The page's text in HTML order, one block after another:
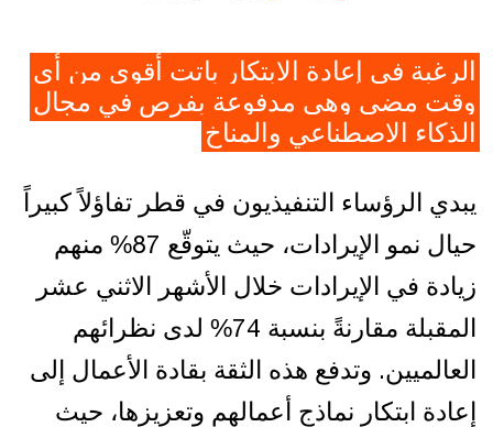
الرغبة في إعادة الابتكار باتت أقوى من أي
وقت مضى وهي مدفوعة بفرص في مجال
الذكاء الاصطناعي والمناخ
يبدي الرؤساء التنفيذيون في قطر تفاؤلاً كبيراً
حيال نمو الإيرادات، حيث يتوقّع 87% منهم
زيادة في الإيرادات خلال الأشهر الاثني عشر
المقبلة مقارنةً بنسبة 74% لدى نظرائهم
العالميين. وتدفع هذه الثقة بقادة الأعمال إلى
إعادة ابتكار نماذج أعمالهم وتعزيزها، حيث